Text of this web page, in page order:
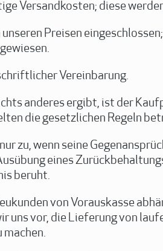
Versandkosten; diese
Preisen
Vereinbarung.
anderes ergibt, ist der
die gesetzlichen Regeln
zu, wenn seine
eines
beruht.
von Vorauskasse
uns vor, die Lieferung von
machen.